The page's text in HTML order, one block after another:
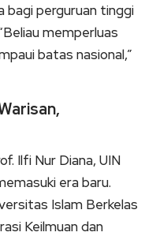
bagi perguruan tinggi
memperluas
batas nasional,”
Ilfi Nur Diana, UIN
era baru.
Islam Berkelas
Keilmuan dan